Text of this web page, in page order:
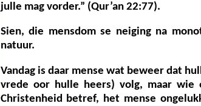
julle mag vorder.” (Qur’an 22:77).
Sien, die mensdom se neiging na
natuur.
Vandag is daar mense wat beweer dat
vrede oor hulle heers) volg, maar
Christenheid betref, het mense